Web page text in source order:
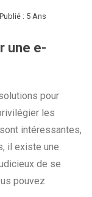
Publié : 5 Ans
une e-
pour
les
intéressantes,
il existe une
de se
pouvez